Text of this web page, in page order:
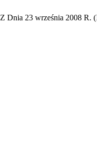
Dnia 23 września 2008 R.